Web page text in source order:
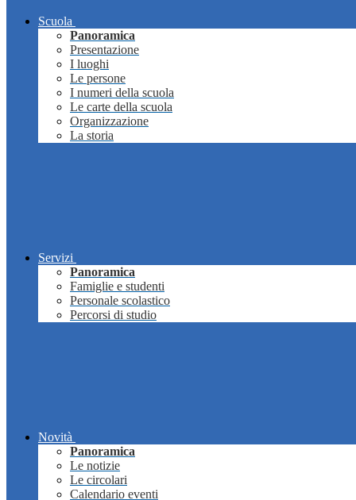
Scuola
Panoramica
Presentazione
I luoghi
Le persone
I numeri della scuola
Le carte della scuola
Organizzazione
La storia
Servizi
Panoramica
Famiglie e studenti
Personale scolastico
Percorsi di studio
Novità
Panoramica
Le notizie
Le circolari
Calendario eventi